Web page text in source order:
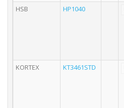
HSB
HP1040
KORTEX
KT3461STD